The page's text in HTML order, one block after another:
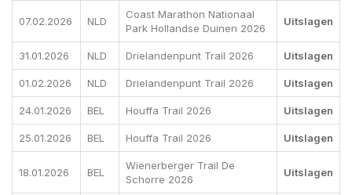
07.02.2026 NLD
Coast Marathon Nationaal
Park Hollandse Duinen 2026
Uitslagen
31.01.2026 NLD Drielandenpunt Trail 2026 Uitslagen
01.02.2026 NLD Drielandenpunt Trail 2026 Uitslagen
24.01.2026 BEL Houffa Trail 2026 Uitslagen
25.01.2026 BEL Houffa Trail 2026 Uitslagen
18.01.2026 BEL
Wienerberger Trail De
Schorre 2026
Uitslagen